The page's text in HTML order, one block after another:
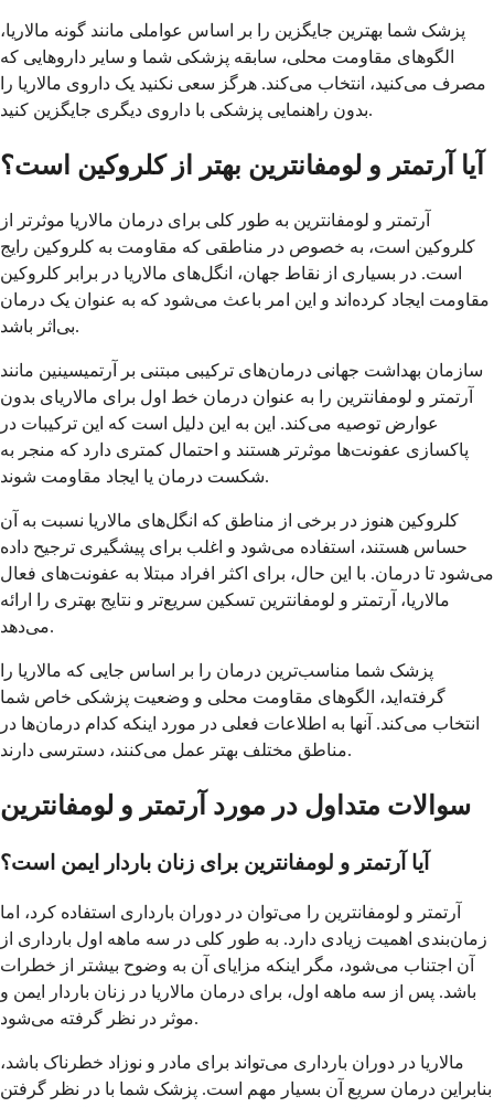
پزشک شما بهترین جایگزین را بر اساس عواملی مانند گونه مالاریا،
الگوهای مقاومت محلی، سابقه پزشکی شما و سایر داروهایی که
مصرف می‌کنید، انتخاب می‌کند. هرگز سعی نکنید یک داروی مالاریا را
بدون راهنمایی پزشکی با داروی دیگری جایگزین کنید.
آیا آرتمتر و لومفانترین بهتر از کلروکین است؟
آرتمتر و لومفانترین به طور کلی برای درمان مالاریا موثرتر از
کلروکین است، به خصوص در مناطقی که مقاومت به کلروکین رایج
است. در بسیاری از نقاط جهان، انگل‌های مالاریا در برابر کلروکین
مقاومت ایجاد کرده‌اند و این امر باعث می‌شود که به عنوان یک درمان
بی‌اثر باشد.
سازمان بهداشت جهانی درمان‌های ترکیبی مبتنی بر آرتمیسینین مانند
آرتمتر و لومفانترین را به عنوان درمان خط اول برای مالاریای بدون
عوارض توصیه می‌کند. این به این دلیل است که این ترکیبات در
پاکسازی عفونت‌ها موثرتر هستند و احتمال کمتری دارد که منجر به
شکست درمان یا ایجاد مقاومت شوند.
کلروکین هنوز در برخی از مناطق که انگل‌های مالاریا نسبت به آن
حساس هستند، استفاده می‌شود و اغلب برای پیشگیری ترجیح داده
می‌شود تا درمان. با این حال، برای اکثر افراد مبتلا به عفونت‌های فعال
مالاریا، آرتمتر و لومفانترین تسکین سریع‌تر و نتایج بهتری را ارائه
می‌دهد.
پزشک شما مناسب‌ترین درمان را بر اساس جایی که مالاریا را
گرفته‌اید، الگوهای مقاومت محلی و وضعیت پزشکی خاص شما
انتخاب می‌کند. آنها به اطلاعات فعلی در مورد اینکه کدام درمان‌ها در
مناطق مختلف بهتر عمل می‌کنند، دسترسی دارند.
سوالات متداول در مورد آرتمتر و لومفانترین
آیا آرتمتر و لومفانترین برای زنان باردار ایمن است؟
آرتمتر و لومفانترین را می‌توان در دوران بارداری استفاده کرد، اما
زمان‌بندی اهمیت زیادی دارد. به طور کلی در سه ماهه اول بارداری از
آن اجتناب می‌شود، مگر اینکه مزایای آن به وضوح بیشتر از خطرات
باشد. پس از سه ماهه اول، برای درمان مالاریا در زنان باردار ایمن و
موثر در نظر گرفته می‌شود.
مالاریا در دوران بارداری می‌تواند برای مادر و نوزاد خطرناک باشد،
بنابراین درمان سریع آن بسیار مهم است. پزشک شما با در نظر گرفتن